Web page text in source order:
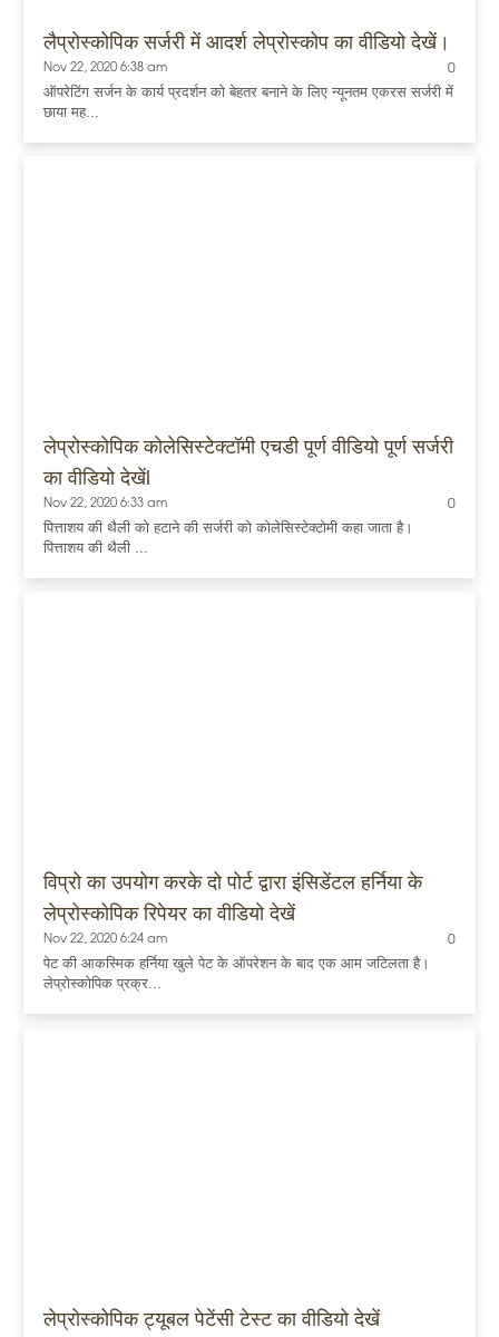
लैप्रोस्कोपिक सर्जरी में आदर्श लेप्रोस्कोप का वीडियो देखें।
Nov 22, 2020 6:38 am 0
ऑपरेटिंग सर्जन के कार्य प्रदर्शन को बेहतर बनाने के लिए न्यूनतम एकरस सर्जरी में
छाया मह...
लेप्रोस्कोपिक कोलेसिस्टेक्टॉमी एचडी पूर्ण वीडियो पूर्ण सर्जरी
का वीडियो देखेंl
Nov 22, 2020 6:33 am 0
पित्ताशय की थैली को हटाने की सर्जरी को कोलेसिस्टेक्टोमी कहा जाता है।
पित्ताशय की थैली ...
विप्रो का उपयोग करके दो पोर्ट द्वारा इंसिडेंटल हर्निया के
लेप्रोस्कोपिक रिपेयर का वीडियो देखें
Nov 22, 2020 6:24 am 0
पेट की आकस्मिक हर्निया खुले पेट के ऑपरेशन के बाद एक आम जटिलता है।
लेप्रोस्कोपिक प्रक्र...
लेप्रोस्कोपिक ट्यूबल पेटेंसी टेस्ट का वीडियो देखें